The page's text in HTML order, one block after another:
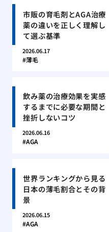
市販の育毛剤とAGA治療
薬の違いを正しく理解し
て選ぶ基準
2026.06.17
薄毛
飲み薬の治療効果を実感
するまでに必要な期間と
挫折しないコツ
2026.06.16
AGA
世界ランキングから見る
日本の薄毛割合とその背
景
2026.06.15
AGA